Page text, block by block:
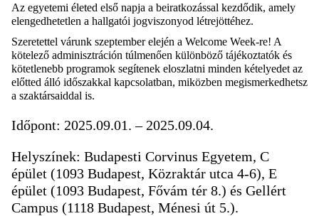
Az egyetemi életed első napja a beiratkozással kezdődik, amely
elengedhetetlen a hallgatói jogviszonyod létrejöttéhez.
Szeretettel várunk szeptember elején a Welcome Week-re! A
kötelező adminisztráción túlmenően különböző tájékoztatók és
kötetlenebb programok segítenek eloszlatni minden kételyedet az
előtted álló időszakkal kapcsolatban, miközben megismerkedhetsz
a szaktársaiddal is.
Időpont: 2025.09.01. – 2025.09.04.
Helyszínek: Budapesti Corvinus Egyetem, C
épület (1093 Budapest, Közraktár utca 4-6), E
épület (1093 Budapest, Fővám tér 8.) és Gellért
Campus (1118 Budapest, Ménesi út 5.).